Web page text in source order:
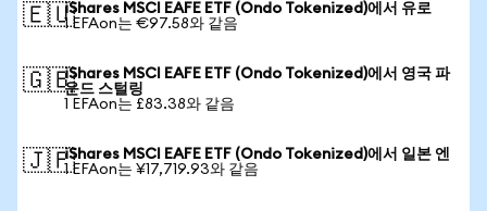
🇪🇺iShares MSCI EAFE ETF (Ondo Tokenized)에서 유로
1 EFAon는 €97.58와 같음
🇬🇧iShares MSCI EAFE ETF (Ondo Tokenized)에서 영국 파
운드 스털링
1 EFAon는 £83.38와 같음
🇯🇵iShares MSCI EAFE ETF (Ondo Tokenized)에서 일본 엔
1 EFAon는 ¥17,719.93와 같음